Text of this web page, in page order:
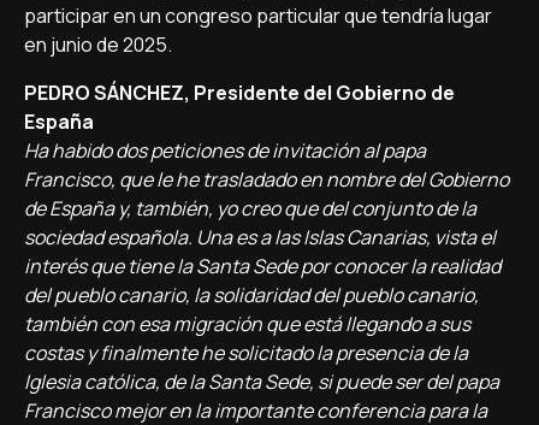
participar en un congreso particular que tendría lugar
en junio de 2025.
PEDRO SÁNCHEZ, Presidente del Gobierno de
España
Ha habido dos peticiones de invitación al papa
Francisco, que le he trasladado en nombre del Gobierno
de España y, también, yo creo que del conjunto de la
sociedad española. Una es a las Islas Canarias, vista el
interés que tiene la Santa Sede por conocer la realidad
del pueblo canario, la solidaridad del pueblo canario,
también con esa migración que está llegando a sus
costas y finalmente he solicitado la presencia de la
Iglesia católica, de la Santa Sede, si puede ser del papa
Francisco mejor en la importante conferencia para la